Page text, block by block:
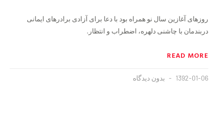
روزهای آغازین سال نو همراه بود با دعا برای آزادی برادرهای ایمانی
دربندمان با چاشنی دلهره، اضطراب و انتظار.
READ MORE
1392-01-06 بدون دیدگاه